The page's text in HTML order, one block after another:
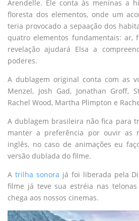
Arendelle. Ele conta às meninas a
floresta dos elementos, onde um
teria provocado a sepaação dos
quatro elementos fundamentais: ar,
revelação ajudará Elsa a
poderes.
A dublagem original conta com as
Menzel, Josh Gad, Jonathan Groff,
Rachel Wood, Martha Plimpton e
A dublagem brasileira não fica para
manter a preferência por ouvir as
inglês, no caso de animações eu
versão dublada do filme.
A trilha sonora já foi liberada pela
filme já teve sua estréia nas
chega aos nossos cinemas.